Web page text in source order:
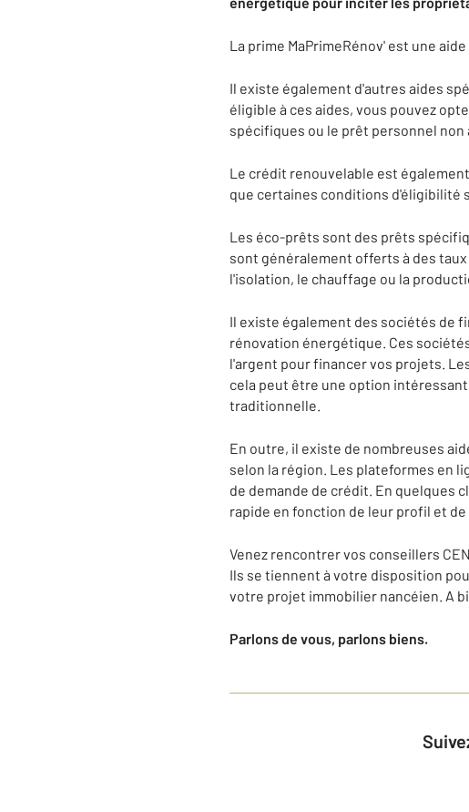
La prime MaPrimeRénov' est une
Il existe également d'autres aides
éligible à ces aides, vous pouvez
spécifiques ou le prêt personnel
Le crédit renouvelable est
que certaines conditions d'éligibilité
Les éco-prêts sont des prêts
sont généralement offerts à des
l'isolation, le chauffage ou la
Il existe également des sociétés de
rénovation énergétique. Ces
l'argent pour financer vos projets.
cela peut être une option
traditionnelle.
En outre, il existe de nombreuses
selon la région. Les plateformes en
de demande de crédit. En quelques
rapide en fonction de leur profil et
Venez rencontrer vos conseillers
Ils se tiennent à votre disposition
votre projet immobilier nancéien. A
Parlons de vous, parlons biens.